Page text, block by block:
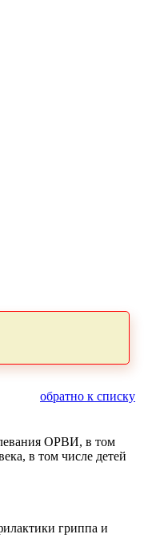
обратно к списку
ОРВИ, в том
в том числе детей
гриппа и